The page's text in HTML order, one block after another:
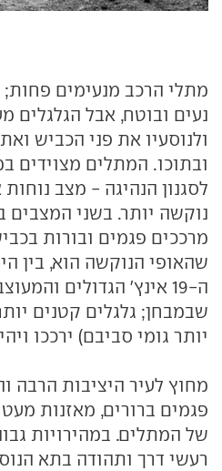
מתלי הרכב מנעימים
נעים ובוטח, אבל הגלגלים
ולנוסעיו את פני הכביש
ובתוכו. המתלים
לסגנון הנהיגה - מצב
נוקשה יותר. בשני המצבים
מרככים פגמים ובורות
שהאופי הנוקשה הוא, בין
שבמבחן; גלגלים קטנים
יותר גומי סביבם) ירככו
מחוץ לעיר היציבות הרבה
פגמים ברורים, מאזנות
של המתלים. במהירויות
רעשי דרך ותהודה בתא